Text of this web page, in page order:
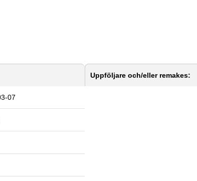
07
Uppföljare och/eller remakes: